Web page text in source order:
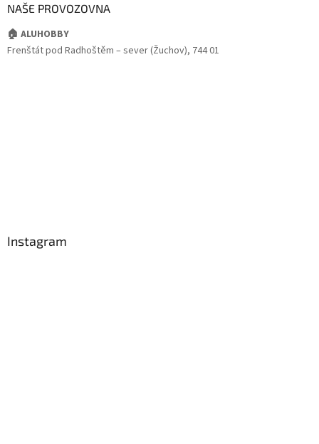
NAŠE PROVOZOVNA
🏠 ALUHOBBY
Frenštát pod Radhoštěm – sever (Žuchov), 744 01
Instagram